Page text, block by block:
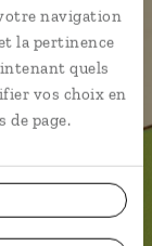
navigation
la pertinence
quels
vos choix en
de page.
avant,
Afrique